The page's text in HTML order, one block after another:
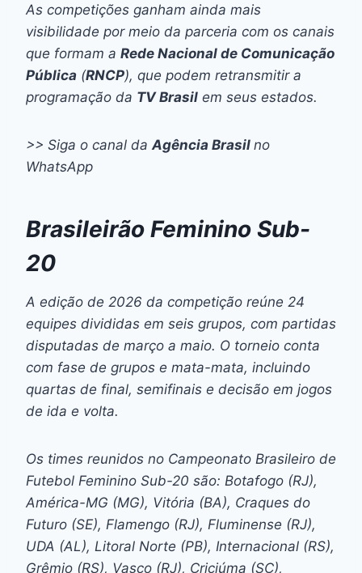
As competições ganham ainda mais
visibilidade por meio da parceria com os canais
que formam a Rede Nacional de Comunicação
Pública (RNCP), que podem retransmitir a
programação da TV Brasil em seus estados.
>> Siga o canal da Agência Brasil no
WhatsApp
Brasileirão Feminino Sub-
20
A edição de 2026 da competição reúne 24
equipes divididas em seis grupos, com partidas
disputadas de março a maio. O torneio conta
com fase de grupos e mata-mata, incluindo
quartas de final, semifinais e decisão em jogos
de ida e volta.
Os times reunidos no Campeonato Brasileiro de
Futebol Feminino Sub-20 são: Botafogo (RJ),
América-MG (MG), Vitória (BA), Craques do
Futuro (SE), Flamengo (RJ), Fluminense (RJ),
UDA (AL), Litoral Norte (PB), Internacional (RS),
Grêmio (RS), Vasco (RJ), Criciúma (SC),